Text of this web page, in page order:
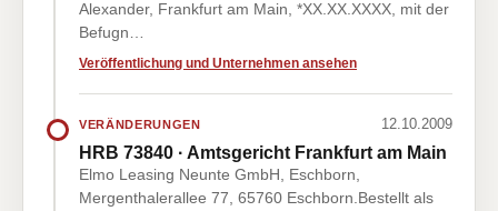
Alexander, Frankfurt am Main, *XX.XX.XXXX, mit der
Befugn…
Veröffentlichung und Unternehmen ansehen
VERÄNDERUNGEN 12.10.2009
HRB 73840 · Amtsgericht Frankfurt am Main
Elmo Leasing Neunte GmbH, Eschborn,
Mergenthalerallee 77, 65760 Eschborn.Bestellt als